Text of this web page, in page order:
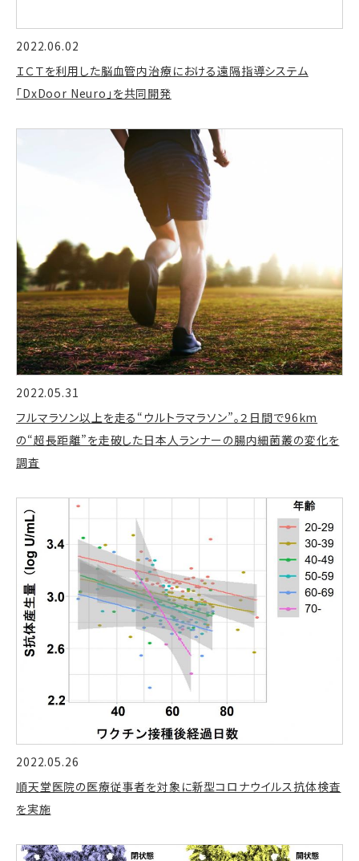
2022.06.02
ＩＣＴを利用した脳血管内治療における遠隔指導システム
「DxDoor Neuro」を共同開発
2022.05.31
フルマラソン以上を走る“ウルトラマラソン”。２日間で96km
の“超長距離”を走破した日本人ランナーの腸内細菌叢の変化を
調査
2022.05.26
順天堂医院の医療従事者を対象に新型コロナウイルス抗体検査
を実施